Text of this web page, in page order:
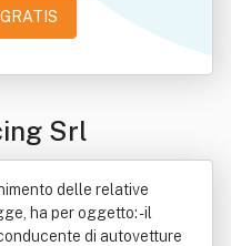
Srl
delle relative
ha per oggetto: - il
di autovetture